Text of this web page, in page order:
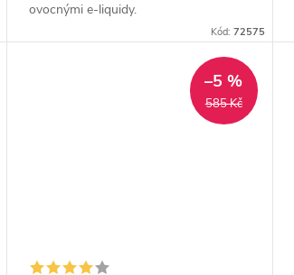
ovocnými e-liquidy.
Kód: 72575
585 Kč
–5 %